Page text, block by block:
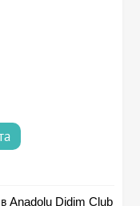
в Anadolu Didim Club